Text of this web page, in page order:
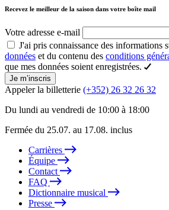
Recevez le meilleur de la saison dans votre boîte mail
Votre adresse e-mail
J'ai pris connaissance des informations
données et du contenu des conditions
que mes données soient enregistrées.
Je m’inscris
Appeler la billetterie (+352) 26 32 26 32
Du lundi au vendredi de 10:00 à 18:00
Fermée du 25.07. au 17.08. inclus
Carrières
Équipe
Contact
FAQ
Dictionnaire musical
Presse